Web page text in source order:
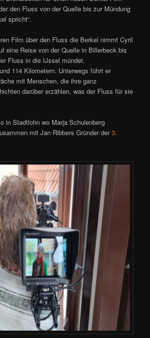
den Fluss von der Quelle bis zur Mündung
spricht“.
Film über den Fluss die Berkel nimmt Cyril
eine Reise von der Quelle in Billerbeck bis
Fluss in die IJssel mündet.
114 Kilometern. Unterwegs führt er
mit Menschen, die ihre ganz
darüber erzählen, was der Fluss für sie
in Stadtlohn wo Marja Schulenberg
mit Jan Ribbers Gründer der3.